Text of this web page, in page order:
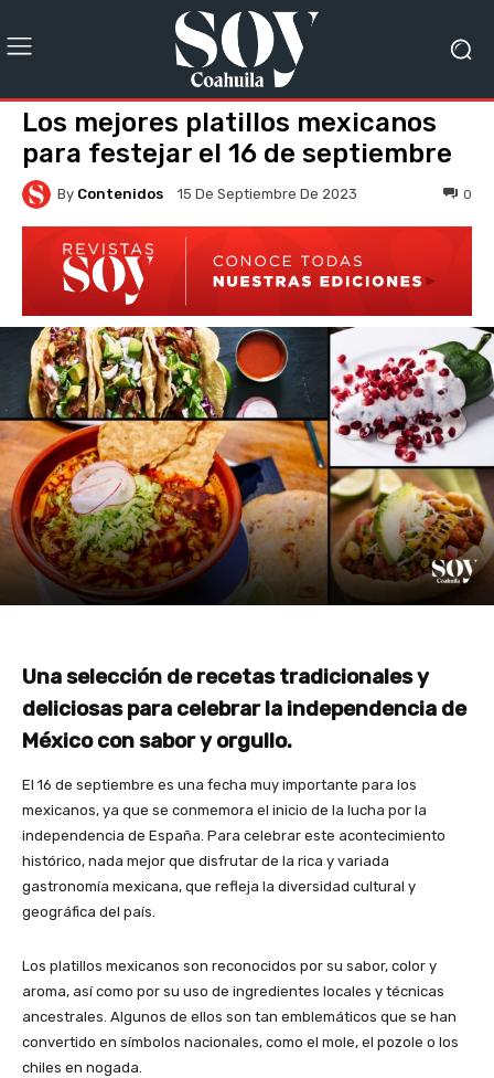
Los mejores platillos mexicanos
para festejar el 16 de septiembre
By Contenidos 15 De Septiembre De 2023 0
Una selección de recetas tradicionales y
deliciosas para celebrar la independencia de
México con sabor y orgullo.
El 16 de septiembre es una fecha muy importante para los
mexicanos, ya que se conmemora el inicio de la lucha por la
independencia de España. Para celebrar este acontecimiento
histórico, nada mejor que disfrutar de la rica y variada
gastronomía mexicana, que refleja la diversidad cultural y
geográfica del país.
Los platillos mexicanos son reconocidos por su sabor, color y
aroma, así como por su uso de ingredientes locales y técnicas
ancestrales. Algunos de ellos son tan emblemáticos que se han
convertido en símbolos nacionales, como el mole, el pozole o los
chiles en nogada.